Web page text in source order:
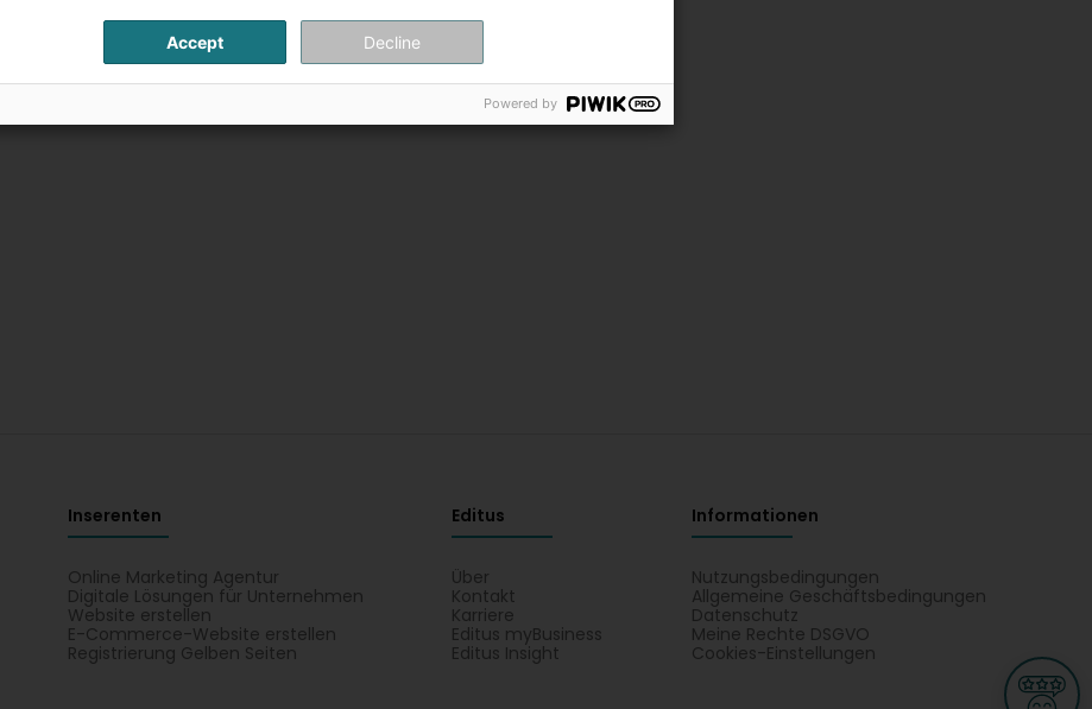
Inserenten
Online Marketing Agentur
Digitale Lösungen für Unternehmen
Website erstellen
E-Commerce-Website erstellen
Registrierung Gelben Seiten
Editus
Über
Kontakt
Karriere
Editus myBusiness
Editus Insight
Informationen
Nutzungsbedingungen
Allgemeine Geschäftsbedingungen
Datenschutz
Meine Rechte DSGVO
Cookies-Einstellungen
Accept Decline
Powered by